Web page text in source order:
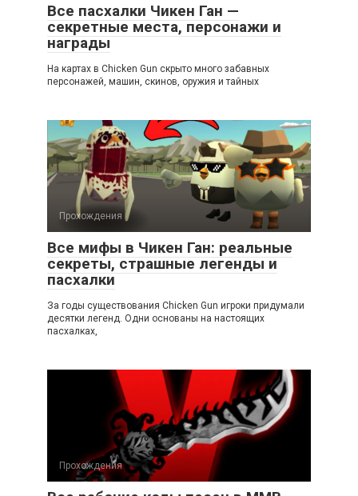
Все пасхалки Чикен Ган —
секретные места, персонажи и
награды
На картах в Chicken Gun скрыто много забавных
персонажей, машин, скинов, оружия и тайных
Прохождения
Все мифы в Чикен Ган: реальные
секреты, страшные легенды и
пасхалки
За годы существования Chicken Gun игроки придумали
десятки легенд. Одни основаны на настоящих
пасхалках,
Прохождения